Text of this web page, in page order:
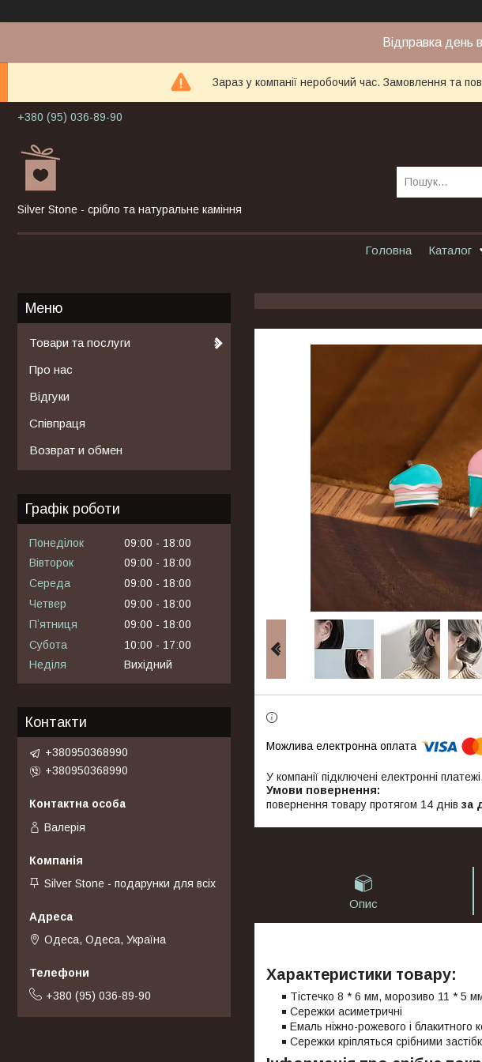
Відправка день
Зараз у компанії неробочий час. Замовлення та
+380 (95) 036-89-90
Silver Stone - срібло та натуральне каміння
Головна Каталог
У компанії підключені електронні
повернення товару протягом 14 днів за
Опис
Характеристики товару:
Тістечко 8 * 6 мм, морозиво 11 * 5
Сережки асиметричні
Емаль ніжно-рожевого і блакитного
Сережки кріпляться срібними
Товари та послуги
Про нас
Відгуки
Співпраця
Возврат и обмен
Графік роботи
Понеділок 09:00
18:00
Вівторок
09:00
18:00
Середа
09:00
18:00
Четвер
09:00
18:00
Пʼятниця
09:00
18:00
Субота
10:00
17:00
Неділя
Вихідний
Контакти
+380950368990
+380950368990
Валерія
Silver Stone - подарунки для всіх
Одеса, Одеса, Україна
+380 (95) 036-89-90